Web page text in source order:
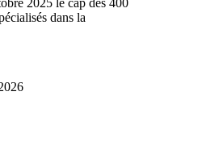
2025 le cap des 400
dans la